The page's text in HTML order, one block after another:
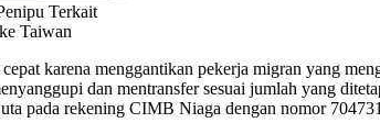
Terkait
Taiwan
karena menggantikan pekerja migran yang
dan mentransfer sesuai jumlah yang
pada rekening CIMB Niaga dengan nomor